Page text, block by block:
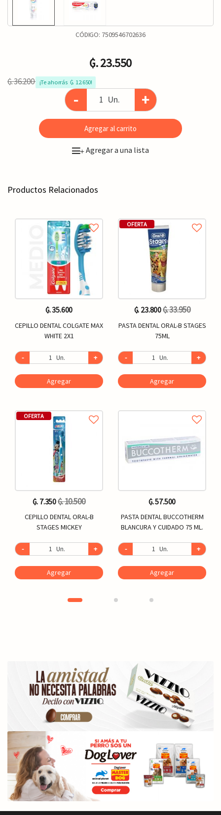
CÓDIGO: 7509546702636
₲. 23.550
₲. 36.200 ¡Te ahorrás  ₲. 12.650!
- Un. +
Agregar al carrito
+Agregar a una lista
Productos Relacionados
₲. 35.600
CEPILLO DENTAL COLGATE MAX
WHITE 2X1
- Un. +
Agregar
OFERTA
₲. 7.350₲. 10.500
CEPILLO DENTAL ORAL-B
STAGES MICKEY
- Un. +
Agregar
OFERTA
₲. 23.800₲. 33.950
PASTA DENTAL ORAL-B STAGES
75ML
- Un. +
Agregar
₲. 57.500
PASTA DENTAL BUCCOTHERM
BLANCURA Y CUIDADO 75 ML.
- Un. +
Agregar